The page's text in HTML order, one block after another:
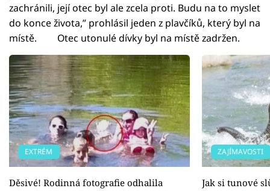
zachránili, její otec byl ale zcela proti. Budu na to myslet
do konce života,” prohlásil jeden z plavčíků, který byl na
místě. Otec utonulé dívky byl na místě zadržen.
EXTRÉM
Děsivé! Rodinná fotografie odhalila
ZAJÍMAVOSTI
Jak si tunové